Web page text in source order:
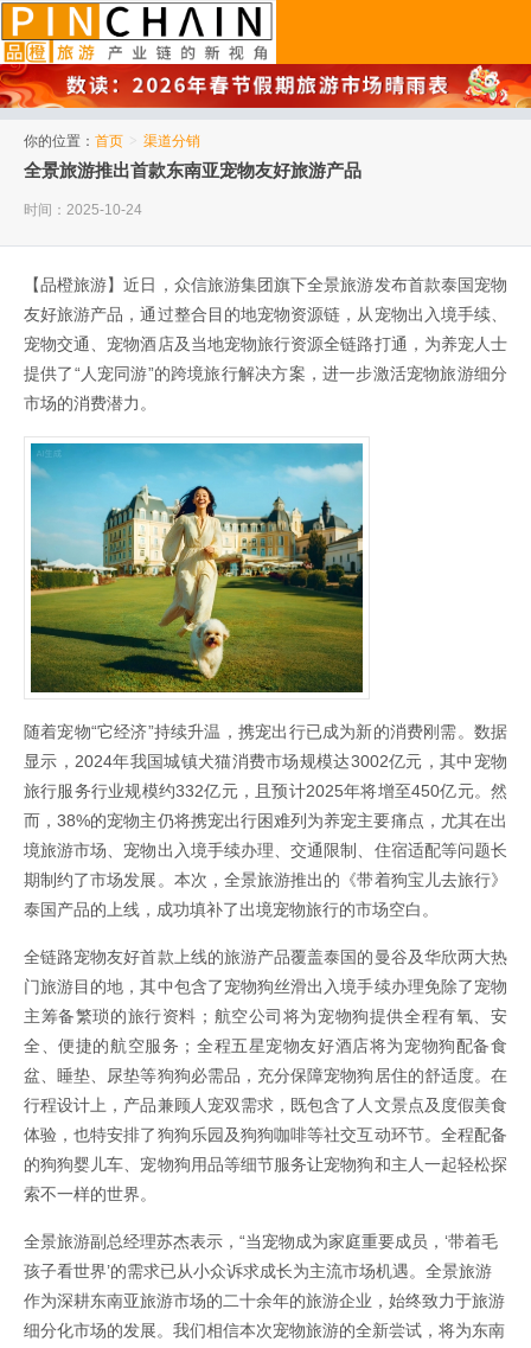
你的位置： 首页 > 渠道分销
全景旅游推出首款东南亚宠物友好旅游产品
时间：2025-10-24
【品橙旅游】近日，众信旅游集团旗下全景旅游发布首款泰国宠物
友好旅游产品，通过整合目的地宠物资源链，从宠物出入境手续、
宠物交通、宠物酒店及当地宠物旅行资源全链路打通，为养宠人士
提供了“人宠同游”的跨境旅行解决方案，进一步激活宠物旅游细分
市场的消费潜力。
随着宠物“它经济”持续升温，携宠出行已成为新的消费刚需。数据
显示，2024年我国城镇犬猫消费市场规模达3002亿元，其中宠物
旅行服务行业规模约332亿元，且预计2025年将增至450亿元。然
而，38%的宠物主仍将携宠出行困难列为养宠主要痛点，尤其在出
境旅游市场、宠物出入境手续办理、交通限制、住宿适配等问题长
期制约了市场发展。本次，全景旅游推出的《带着狗宝儿去旅行》
泰国产品的上线，成功填补了出境宠物旅行的市场空白。
全链路宠物友好首款上线的旅游产品覆盖泰国的曼谷及华欣两大热
门旅游目的地，其中包含了宠物狗丝滑出入境手续办理免除了宠物
主筹备繁琐的旅行资料；航空公司将为宠物狗提供全程有氧、安
全、便捷的航空服务；全程五星宠物友好酒店将为宠物狗配备食
盆、睡垫、尿垫等狗狗必需品，充分保障宠物狗居住的舒适度。在
行程设计上，产品兼顾人宠双需求，既包含了人文景点及度假美食
体验，也特安排了狗狗乐园及狗狗咖啡等社交互动环节。全程配备
的狗狗婴儿车、宠物狗用品等细节服务让宠物狗和主人一起轻松探
索不一样的世界。
全景旅游副总经理苏杰表示，“当宠物成为家庭重要成员，‘带着毛
孩子看世界’的需求已从小众诉求成长为主流市场机遇。全景旅游
作为深耕东南亚旅游市场的二十余年的旅游企业，始终致力于旅游
细分化市场的发展。我们相信本次宠物旅游的全新尝试，将为东南